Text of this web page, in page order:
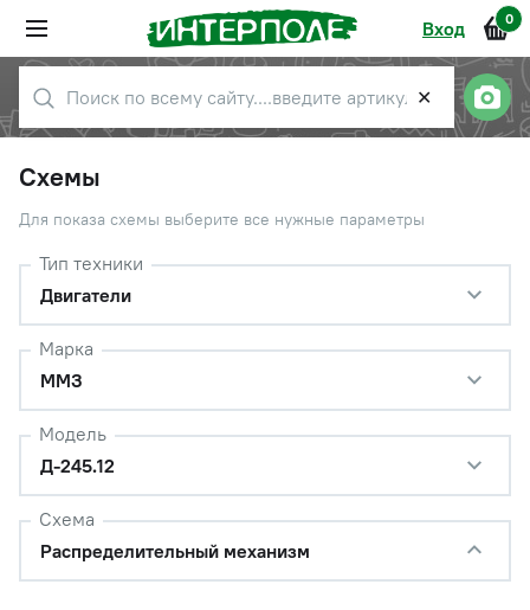
Вход 0
✕
Схемы
Для показа схемы выберите все нужные параметры
Тип техники
Двигатели
Марка
ММЗ
Модель
Д-245.12
Схема
Распределительный механизм